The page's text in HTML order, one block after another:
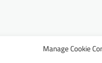
Manage Cookie